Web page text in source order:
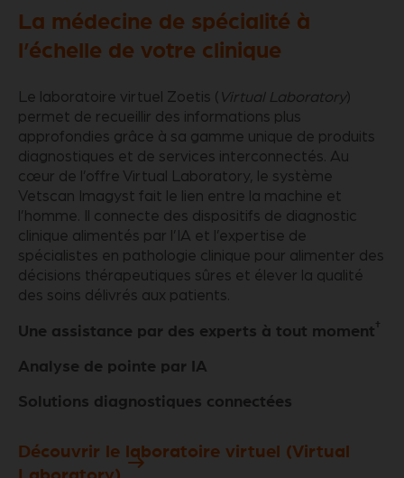
La médecine de spécialité à
l’échelle de votre clinique
Le laboratoire virtuel Zoetis ( Virtual Laboratory)
permet de recueillir des informations plus
approfondies grâce à sa gamme unique de produits
diagnostiques et de services interconnectés. Au
cœur de l’offre Virtual Laboratory, le système
Vetscan Imagyst fait le lien entre la machine et
l’homme. Il connecte des dispositifs de diagnostic
clinique alimentés par l’IA et l’expertise de
spécialistes en pathologie clinique pour alimenter des
décisions thérapeutiques sûres et élever la qualité
des soins délivrés aux patients.
Une assistance par des experts à tout moment†
Analyse de pointe par IA
Solutions diagnostiques connectées
Découvrir le laboratoire virtuel (Virtual